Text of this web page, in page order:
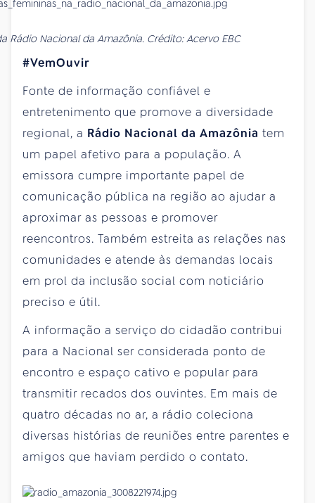
Rádio Nacional da Amazônia. Crédito: Acervo EBC
#VemOuvir
Fonte de informação confiável e
entretenimento que promove a diversidade
regional, a Rádio Nacional da Amazônia tem
um papel afetivo para a população. A
emissora cumpre importante papel de
comunicação pública na região ao ajudar a
aproximar as pessoas e promover
reencontros. Também estreita as relações nas
comunidades e atende às demandas locais
em prol da inclusão social com noticiário
preciso e útil.
A informação a serviço do cidadão contribui
para a Nacional ser considerada ponto de
encontro e espaço cativo e popular para
transmitir recados dos ouvintes. Em mais de
quatro décadas no ar, a rádio coleciona
diversas histórias de reuniões entre parentes e
amigos que haviam perdido o contato.